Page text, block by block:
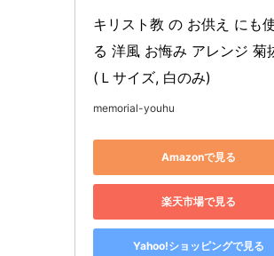
キリスト教 の お供え にも
る 洋風 お悔み アレンジ 菊
(Ｌサイズ, 白のみ)
memorial-youhu
Amazonで見る
楽天市場で見る
Yahoo!ショッピングで見る